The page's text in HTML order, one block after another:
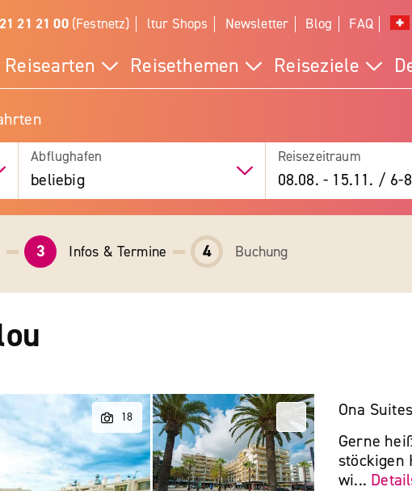
21 21 00(Festnetz) ltur Shops Newsletter Blog FAQ
Reisearten Reisethemen Reiseziele
Abflughafen
beliebig
Reisezeitraum
08.08. - 15.11. / 6-
3 Infos & Termine 4 Buchung
Ona
Gerne
stöckigen
wi...